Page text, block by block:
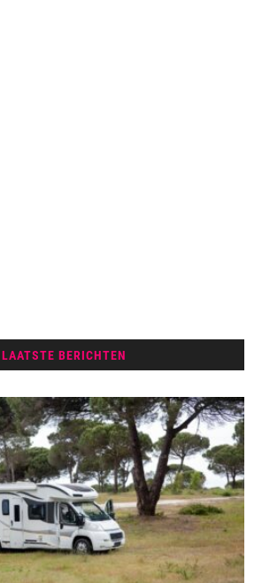
LAATSTE BERICHTEN